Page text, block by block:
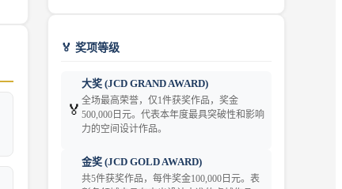
🏅 奖项等级
🏅
大奖 (JCD GRAND AWARD)
全场最高荣誉，仅1件获奖作品，奖金
500,000日元。代表本年度最具突破性和影响
力的空间设计作品。
金奖 (JCD GOLD AWARD)
共5件获奖作品，每件奖金100,000日元。表